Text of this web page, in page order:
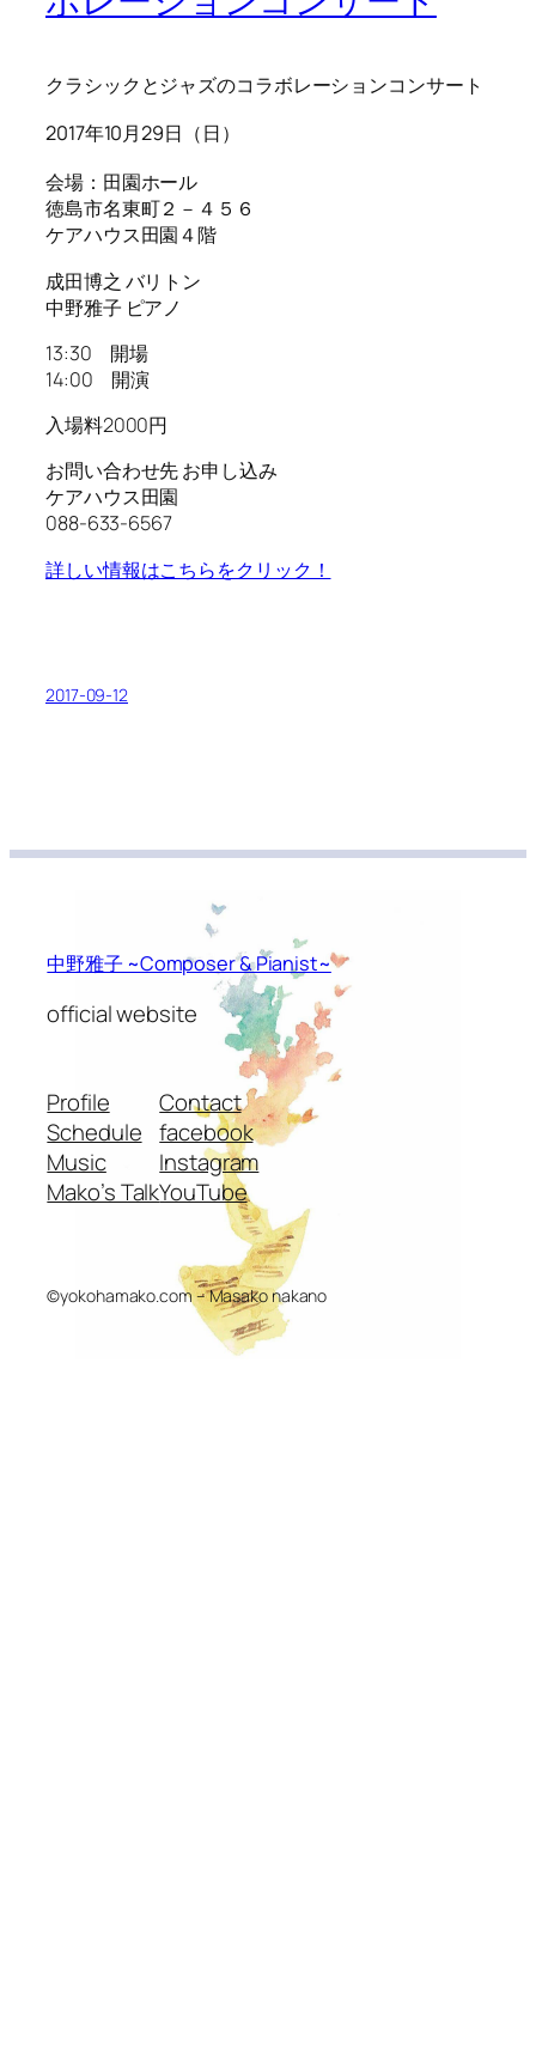
クラシックとジャズのコラボレーションコンサート
2017年10月29日（日）
会場：田園ホール
徳島市名東町２－４５６
ケアハウス田園４階
成田博之 バリトン
中野雅子 ピアノ
13:30 開場
14:00 開演
入場料2000円
お問い合わせ先 お申し込み
ケアハウス田園
088-633-6567
詳しい情報はこちらをクリック！
2017-09-12
中野雅子 ~Composer & Pianist~
official website
Profile
Schedule
Music
Mako’s Talk
Contact
facebook
Instagram
YouTube
©yokohamako.com – Masako nakano